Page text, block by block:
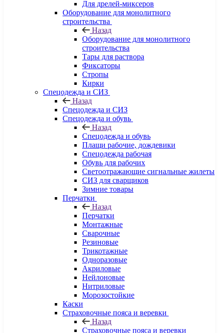
Для дрелей-миксеров
Оборудование для монолитного
строительства
Назад
Оборудование для монолитного
строительства
Тары для раствора
Фиксаторы
Стропы
Кирки
Спецодежда и СИЗ
Назад
Спецодежда и СИЗ
Спецодежда и обувь
Назад
Спецодежда и обувь
Плащи рабочие, дождевики
Спецодежда рабочая
Обувь для рабочих
Светоотражающие сигнальные жилеты
СИЗ для сварщиков
Зимние товары
Перчатки
Назад
Перчатки
Монтажные
Сварочные
Резиновые
Трикотажные
Одноразовые
Акриловые
Нейлоновые
Нитриловые
Морозостойкие
Каски
Страховочные пояса и веревки
Назад
Страховочные пояса и веревки